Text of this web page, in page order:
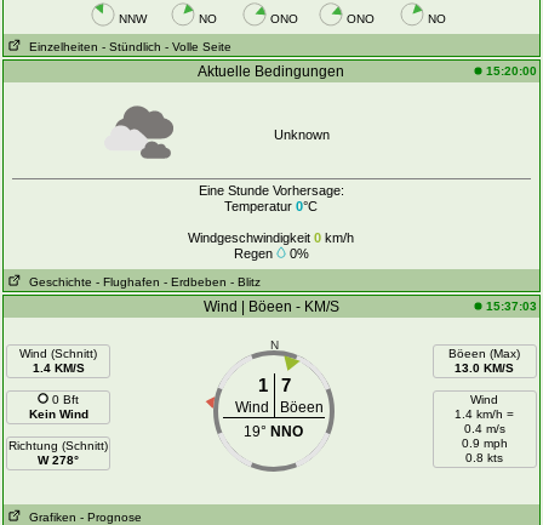
NNW NO ONO ONO NO
Einzelheiten - Stündlich - Volle Seite
Aktuelle Bedingungen 15:20:00
Unknown
Eine Stunde Vorhersage:
Temperatur0°C
Windgeschwindigkeit 0 km/h
Regen
0%
Geschichte - Flughafen - Erdbeben - Blitz
Wind | Böeen - KM/S 15:37:03
Wind (Schnitt)
1.4 KM/S
0 Bft
Kein Wind
Richtung (Schnitt)
W 278°
N
1 7
Wind
Böeen
19° NNO
Böeen (Max)
13.0 KM/S
Wind
1.4 km/h =
0.4 m/s
0.9 mph
0.8 kts
Grafiken - Prognose